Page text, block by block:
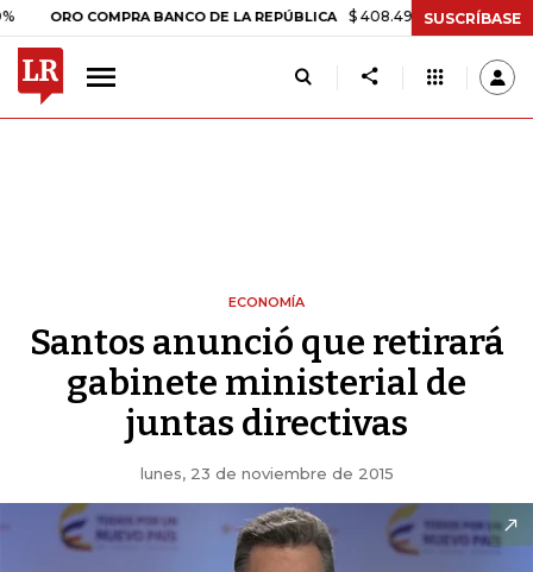
ORO COMPRA BANCO DE LA REPÚBLICA $ 408.498,97 +$ 8.753,81
SUSCRÍBASE
ECONOMÍA
Santos anunció que retirará
gabinete ministerial de
juntas directivas
lunes, 23 de noviembre de 2015